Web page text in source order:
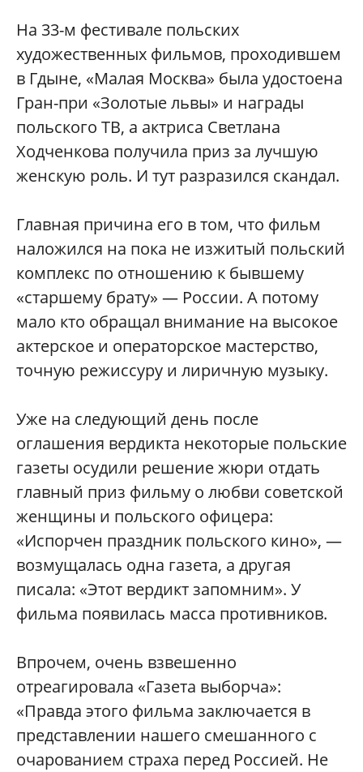
На 33-м фестивале польских
художественных фильмов, проходившем
в Гдыне, «Малая Москва» была удостоена
Гран-при «Золотые львы» и награды
польского ТВ, а актриса Светлана
Ходченкова получила приз за лучшую
женскую роль. И тут разразился скандал.
Главная причина его в том, что фильм
наложился на пока не изжитый польский
комплекс по отношению к бывшему
«старшему брату» — России. А потому
мало кто обращал внимание на высокое
актерское и операторское мастерство,
точную режиссуру и лиричную музыку.
Уже на следующий день после
оглашения вердикта некоторые польские
газеты осудили решение жюри отдать
главный приз фильму о любви советской
женщины и польского офицера:
«Испорчен праздник польского кино», —
возмущалась одна газета, а другая
писала: «Этот вердикт запомним». У
фильма появилась масса противников.
Впрочем, очень взвешенно
отреагировала «Газета выборча»:
«Правда этого фильма заключается в
представлении нашего смешанного с
очарованием страха перед Россией. Не